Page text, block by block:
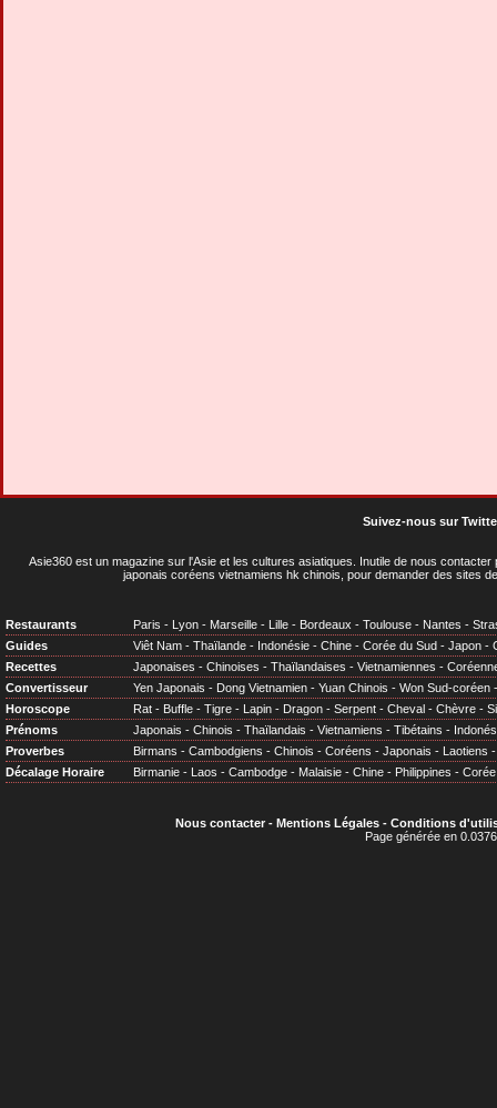
Suivez-nous sur
Asie360 est un magazine sur l'Asie et les cultures asiatiques . Inutile de nous
japonais coréens vietnamiens hk chinois, pour demander des sites
Restaurants Paris - Lyon - Marseille - Lille - Bordeaux - Toulouse - Nantes -
Guides
Viêt Nam - Thaïlande - Indonésie - Chine - Corée du Sud - Japon -
Recettes
Japonaises - Chinoises - Thaïlandaises - Vietnamiennes -
Convertisseur
Yen Japonais - Dong Vietnamien - Yuan Chinois - Won Sud-coréen
Horoscope
Rat - Buffle - Tigre - Lapin - Dragon - Serpent - Cheval - Chèvre -
Prénoms
Japonais - Chinois - Thaïlandais - Vietnamiens - Tibétains -
Proverbes
Birmans - Cambodgiens - Chinois - Coréens - Japonais - Laotiens
Décalage Horaire
Birmanie - Laos - Cambodge - Malaisie - Chine - Philippines - Corée
Nous contacter- Mentions Légales- Conditions
Page générée en